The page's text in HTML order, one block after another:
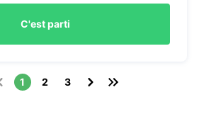
C'est parti
1 2 3